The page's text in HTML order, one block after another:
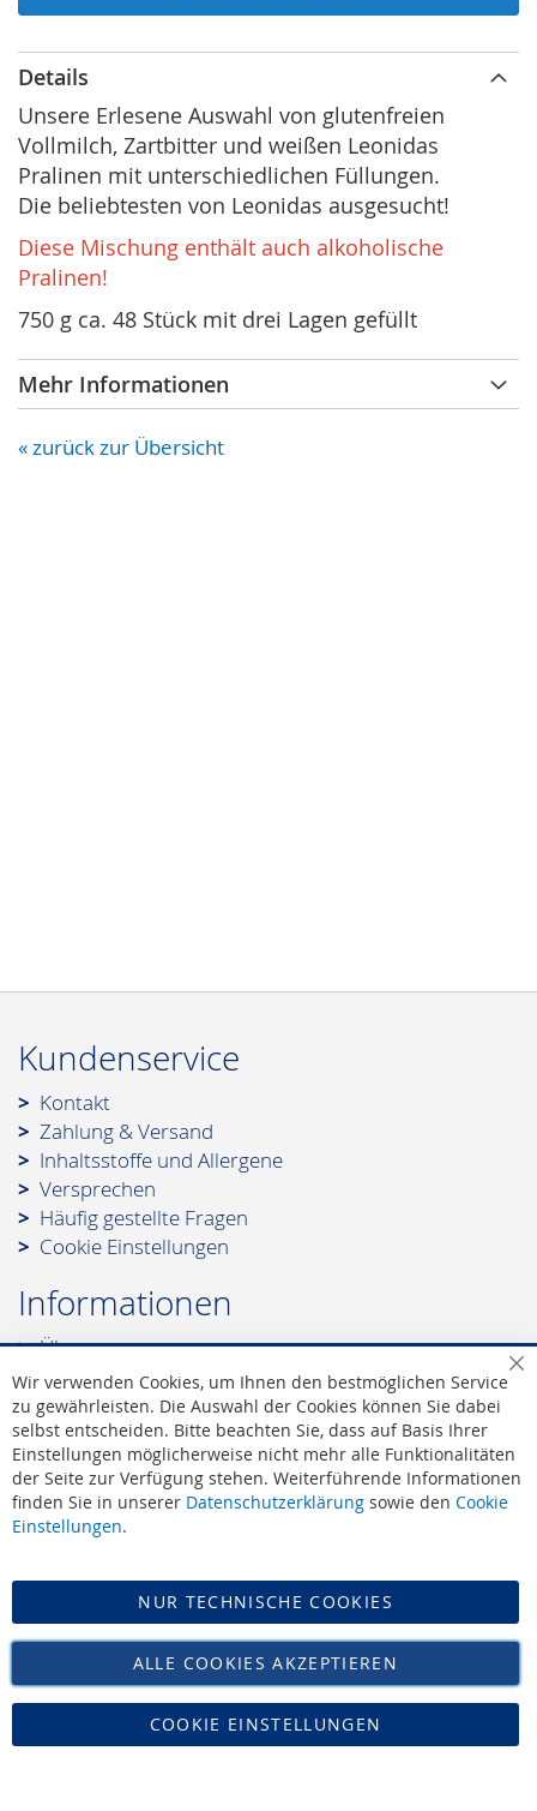
Details
Unsere Erlesene Auswahl von glutenfreien
Vollmilch, Zartbitter und weißen Leonidas
Pralinen mit unterschiedlichen Füllungen.
Die beliebtesten von Leonidas ausgesucht!
Diese Mischung enthält auch alkoholische
Pralinen!
750 g ca. 48 Stück mit drei Lagen gefüllt
Mehr Informationen
« zurück zur Übersicht
Kundenservice
Kontakt
Zahlung & Versand
Inhaltsstoffe und Allergene
Versprechen
Häufig gestellte Fragen
Cookie Einstellungen
Informationen
Über uns
Leonidas - Die Marke
Leonidas - Die Werte
Leonidas - Offizieller Lieferant des Hofes
AGB|Widerruf
Datenschutz
Impressum
Versand
Vertrag widerrufen
Zucker Bücker • Tel: 02421-16468 • Mail: info@leonidas-paradies.de
Wir verwenden Cookies, um Ihnen den bestmöglichen Service
zu gewährleisten. Die Auswahl der Cookies können Sie dabei
selbst entscheiden. Bitte beachten Sie, dass auf Basis Ihrer
Einstellungen möglicherweise nicht mehr alle Funktionalitäten
der Seite zur Verfügung stehen. Weiterführende Informationen
finden Sie in unserer Datenschutzerklärung sowie den Cookie
Einstellungen.
ALLE COOKIES AKZEPTIEREN
COOKIE EINSTELLUNGEN
NUR TECHNISCHE COOKIES